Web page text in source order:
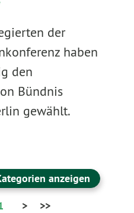
der
haben
den
Bündnis
gewählt.
anzeigen
> >>